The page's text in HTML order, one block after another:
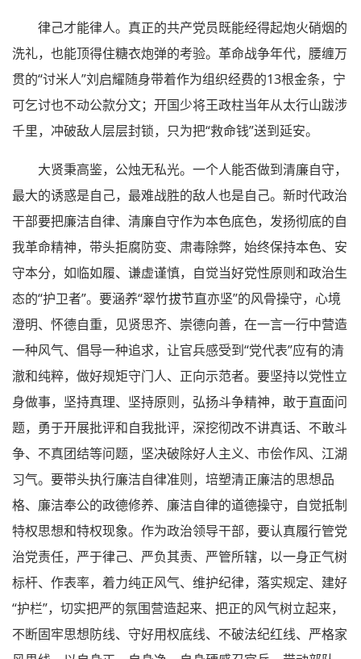
律己才能律人。真正的共产党员既能经得起炮火硝烟的
洗礼，也能顶得住糖衣炮弹的考验。革命战争年代，腰缠万
贯的“讨米人”刘启耀随身带着作为组织经费的13根金条，宁
可乞讨也不动公款分文；开国少将王政柱当年从太行山跋涉
千里，冲破敌人层层封锁，只为把“救命钱”送到延安。
大贤秉高鉴，公烛无私光。一个人能否做到清廉自守，
最大的诱惑是自己，最难战胜的敌人也是自己。新时代政治
干部要把廉洁自律、清廉自守作为本色底色，发扬彻底的自
我革命精神，带头拒腐防变、肃毒除弊，始终保持本色、安
守本分，如临如履、谦虚谨慎，自觉当好党性原则和政治生
态的“护卫者”。要涵养“翠竹拔节直亦坚”的风骨操守，心境
澄明、怀德自重，见贤思齐、崇德向善，在一言一行中营造
一种风气、倡导一种追求，让官兵感受到“党代表”应有的清
澈和纯粹，做好规矩守门人、正向示范者。要坚持以党性立
身做事，坚持真理、坚持原则，弘扬斗争精神，敢于直面问
题，勇于开展批评和自我批评，深挖彻改不讲真话、不敢斗
争、不真团结等问题，坚决破除好人主义、市侩作风、江湖
习气。要带头执行廉洁自律准则，培塑清正廉洁的思想品
格、廉洁奉公的政德修养、廉洁自律的道德操守，自觉抵制
特权思想和特权现象。作为政治领导干部，要认真履行管党
治党责任，严于律己、严负其责、严管所辖，以一身正气树
标杆、作表率，着力纯正风气、维护纪律，落实规定、建好
“护栏”，切实把严的氛围营造起来、把正的风气树立起来，
不断固牢思想防线、守好用权底线、不破法纪红线、严格家